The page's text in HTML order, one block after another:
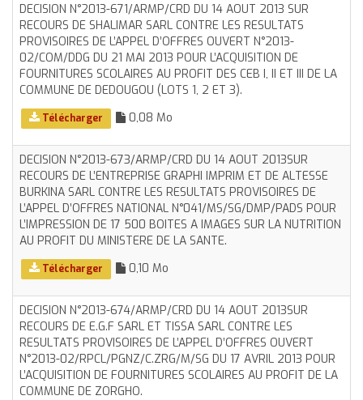
DECISION N°2013-671/ARMP/CRD DU 14 AOUT 2013 SUR
RECOURS DE SHALIMAR SARL CONTRE LES RESULTATS
PROVISOIRES DE L’APPEL D’OFFRES OUVERT N°2013-
02/COM/DDG DU 21 MAI 2013 POUR L’ACQUISITION DE
FOURNITURES SCOLAIRES AU PROFIT DES CEB I, II ET III DE LA
COMMUNE DE DEDOUGOU (LOTS 1, 2 ET 3).
Télécharger 0,08 Mo
DECISION N°2013-673/ARMP/CRD DU 14 AOUT 2013SUR
RECOURS DE L’ENTREPRISE GRAPHI IMPRIM ET DE ALTESSE
BURKINA SARL CONTRE LES RESULTATS PROVISOIRES DE
L’APPEL D’OFFRES NATIONAL N°041/MS/SG/DMP/PADS POUR
L’IMPRESSION DE 17 500 BOITES A IMAGES SUR LA NUTRITION
AU PROFIT DU MINISTERE DE LA SANTE.
Télécharger 0,10 Mo
DECISION N°2013-674/ARMP/CRD DU 14 AOUT 2013SUR
RECOURS DE E.G.F SARL ET TISSA SARL CONTRE LES
RESULTATS PROVISOIRES DE L’APPEL D’OFFRES OUVERT
N°2013-02/RPCL/PGNZ/C.ZRG/M/SG DU 17 AVRIL 2013 POUR
L’ACQUISITION DE FOURNITURES SCOLAIRES AU PROFIT DE LA
COMMUNE DE ZORGHO.